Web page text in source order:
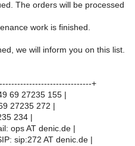
The orders will be processed
work is finished.
we will inform you on this list.
+
69 27235 155 |
27235 272 |
234 |
ops AT denic.de |
sip:272 AT denic.de |